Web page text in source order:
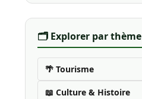
🗂️ Explorer par thème
🌴 Tourisme
📖 Culture & Histoire